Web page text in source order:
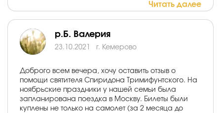
Читать далее
р.Б. Валерия
23.10.2021 г. Кемерово
Доброго всем вечера, хочу оставить отзыв о
помощи святителя Спиридона Тримифунтского. На
ноябрьские праздники у нашей семьи была
запланирована поездка в Москву. Билеты были
куплены не только на самолет (за 2 месяца до